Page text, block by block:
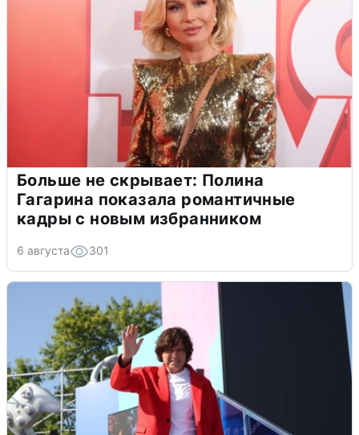
Больше не скрывает: Полина
Гагарина показала романтичные
кадры с новым избранником
6 августа 301